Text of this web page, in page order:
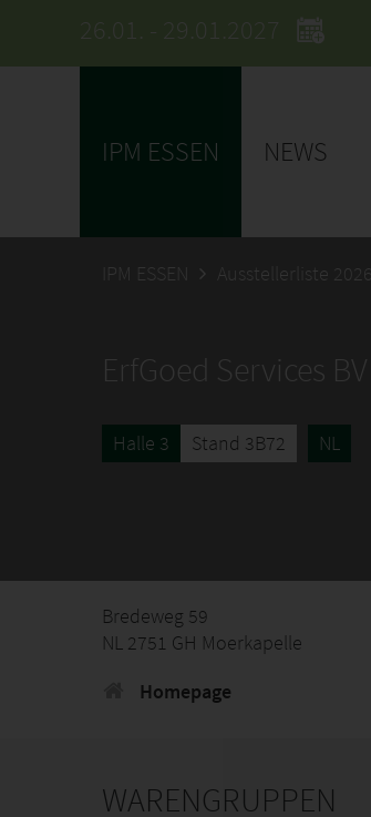
26.01. - 29.01.2027
IPM ESSEN NEWS
IPM ESSEN Ausstellerliste 2026
ErfGoed Services BV
Halle 3 Stand 3B72 NL
Bredeweg 59
NL 2751 GH Moerkapelle
Homepage
WARENGRUPPEN